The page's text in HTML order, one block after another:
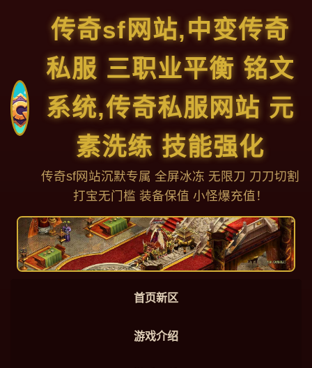
传奇sf网站,中变传奇
私服 三职业平衡 铭文
系统,传奇私服网站 元
素洗练 技能强化
传奇sf网站沉默专属 全屏冰冻 无限刀 刀刀切割
打宝无门槛 装备保值 小怪爆充值！
首页新区
游戏介绍